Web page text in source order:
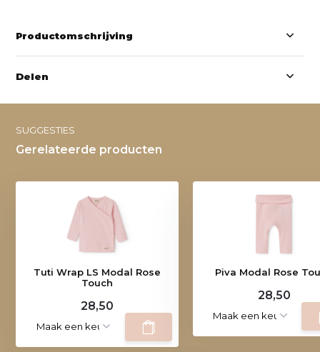
Productomschrijving
Delen
SUGGESTIES
Gerelateerde producten
Tuti Wrap LS Modal Rose
Touch
28,50
Piva Modal Rose
28,50